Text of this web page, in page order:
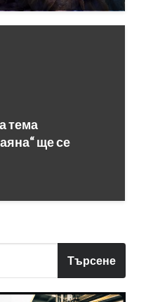
тема
ще се
Търсене